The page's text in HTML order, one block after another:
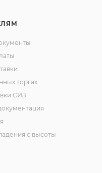
торгах
СИЗ
с высоты